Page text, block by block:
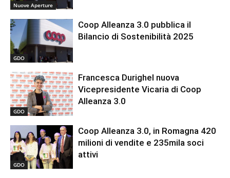
Nuove Aperture
GDO
Coop Alleanza 3.0 pubblica il
Bilancio di Sostenibilità 2025
GDO
Francesca Durighel nuova
Vicepresidente Vicaria di Coop
Alleanza 3.0
GDO
Coop Alleanza 3.0, in Romagna 420
milioni di vendite e 235mila soci
attivi